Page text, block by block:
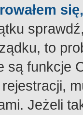
to
są funkcje
Jeżeli